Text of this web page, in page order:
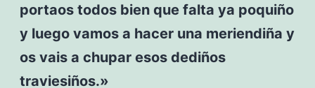
portaos todos bien que falta ya poquiño
y luego vamos a hacer una meriendiña y
os vais a chupar esos dediños
traviesiños.»